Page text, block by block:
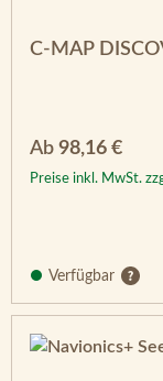
C-MAP
Regulärer Preis:
Ab 98,16 €
Preise inkl. MwSt.
Verfügbar